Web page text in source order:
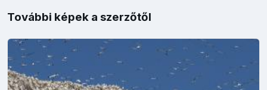
További képek a szerzőtől